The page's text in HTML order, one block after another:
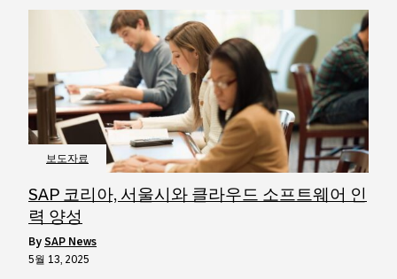
보도자료
SAP 코리아, 서울시와 클라우드 소프트웨어 인
력 양성
by SAP News
5월 13, 2025